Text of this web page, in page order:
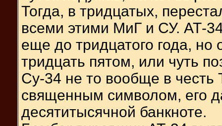
Тогда, в тридцатых,
всеми этими МиГ и СУ. АТ-
еще до тридцатого года, но
тридцать пятом, или чуть
Су-34 не то вообще в честь
священным символом, его
десятитысячной банкноте.